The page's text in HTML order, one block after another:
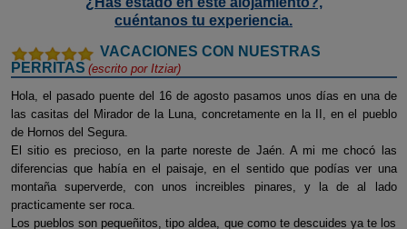
cuéntanos tu experiencia.
VACACIONES CON NUESTRAS
PERRITAS (escrito por Itziar)
Hola, el pasado puente del 16 de agosto pasamos unos días en una de
las casitas del Mirador de la Luna, concretamente en la II, en el pueblo
de Hornos del Segura.
El sitio es precioso, en la parte noreste de Jaén. A mi me chocó las
diferencias que había en el paisaje, en el sentido que podías ver una
montaña superverde, con unos increibles pinares, y la de al lado
practicamente ser roca.
Los pueblos son pequeñitos, tipo aldea, que como te descuides ya te los